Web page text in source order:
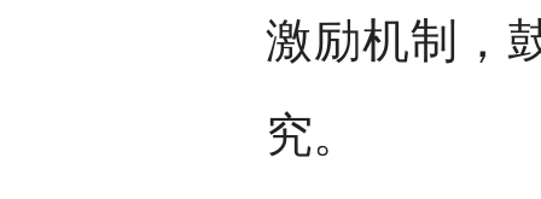
激励机制，
究。